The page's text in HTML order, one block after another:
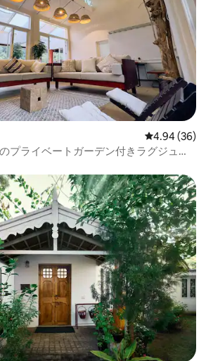
レビュー36
4.94 (36)
プライベートガーデン付きラグジュア